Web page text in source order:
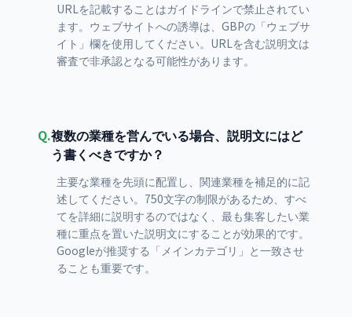
URLを記載することはガイドラインで禁止されてい
ます。ウェブサイトへの誘導は、GBPの「ウェブサ
イト」欄を使用してください。URLを含む説明文は
審査で非承認となる可能性があります。
Q.複数の業種を営んでいる場合、説明文にはど
う書くべきですか？
主要な業種を先頭に配置し、関連業種を補足的に記
述してください。750文字の制限があるため、すべ
てを詳細に説明するのではなく、最も集客したい業
種に重点を置いた説明文にすることが効果的です。
Googleが推奨する「メインカテゴリ」と一致させ
ることも重要です。